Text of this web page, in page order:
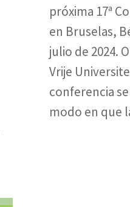
próxima 17ª
en Bruselas,
julio de 2024.
Vrije
conferencia
modo en que